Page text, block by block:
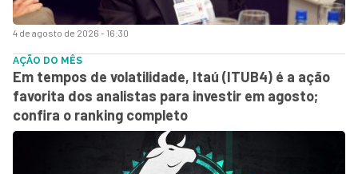
4 de agosto de 2026 - 16:30
AÇÃO DO MÊS
Em tempos de volatilidade, Itaú (ITUB4) é a ação
favorita dos analistas para investir em agosto;
confira o ranking completo